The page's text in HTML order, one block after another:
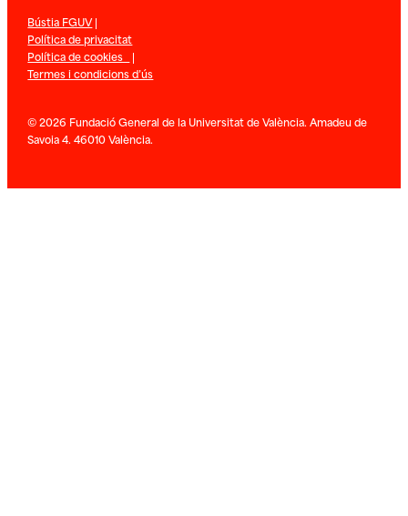
Bústia FGUV|
Política de privacitat
Política de cookies |
Termes i condicions d’ús
© 2026 Fundació General de la Universitat de València. Amadeu de
Savoia 4. 46010 València.